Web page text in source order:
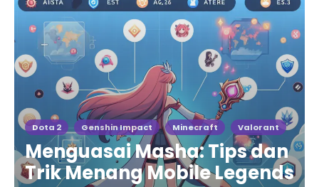
Dota 2 Genshin Impact Minecraft Valorant
Menguasai Masha: Tips dan
Trik Menang Mobile Legends